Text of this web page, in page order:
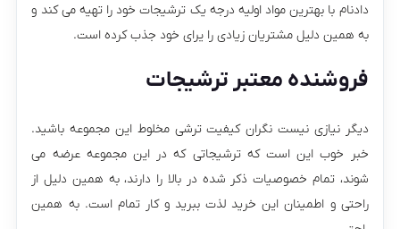
دادنام با بهترین مواد اولیه درجه یک ترشیجات خود را تهیه می کند و
به همین دلیل مشتریان زیادی را یرای خود جذب کرده است.
فروشنده معتبر ترشیجات
دیگر نیازی نیست نگران کیفیت ترشی مخلوط این مجموعه باشید.
خبر خوب این است که ترشیجاتی که در این مجموعه عرضه می
شوند، تمام خصوصیات ذکر شده در بالا را دارند، به همین دلیل از
راحتی و اطمینان این خرید لذت ببرید و کار تمام است. به همین